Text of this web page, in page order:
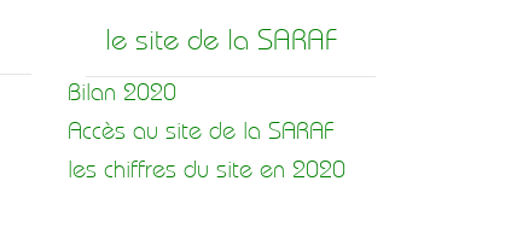
le site de la SARAF
Bilan 2020
Accès au site de la SARAF
les chiffres du site en 2020